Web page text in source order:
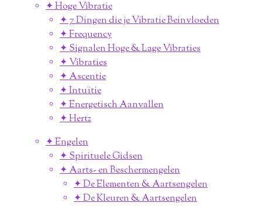
✦ Hoge Vibratie
✦ 7 Dingen die je Vibratie Beinvloeden
✦ Frequency
✦ Signalen Hoge & Lage Vibraties
✦ Vibraties
✦ Ascentie
✦ Intuïtie
✦ Energetisch Aanvallen
✦ Hertz
✦ Engelen
✦ Spirituele Gidsen
✦ Aarts- en Beschermengelen
✦ De Elementen & Aartsengelen
✦ De Kleuren & Aartsengelen